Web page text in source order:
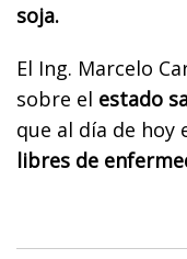
soja.
El Ing. Marcelo
sobre el estado
que al día de hoy
libres de